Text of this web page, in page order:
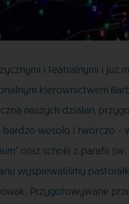
i teatralnymi i już
kierownictwem
naszych działań,
bardzo wesoło i twórczo
oraz scholii z parafii
wyśpiewaliśmy
Przygotowywane